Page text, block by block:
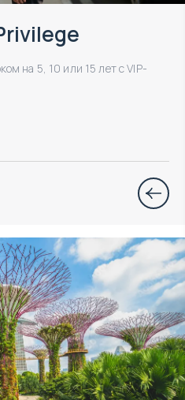
на 5, 10 или 15 лет с VIP-